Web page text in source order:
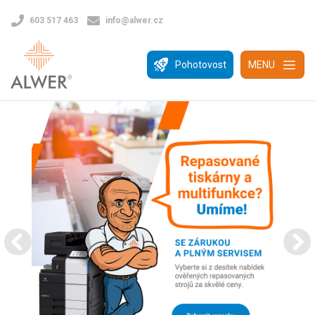
Pohotovost MENU
603 517 463 info@alwer.cz